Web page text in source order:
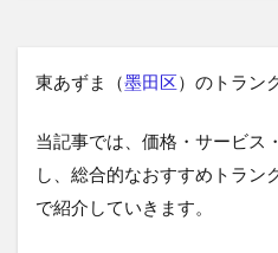
東あずま（墨田区）のトラン
当記事では、価格・サービス
し、総合的なおすすめトラン
で紹介していきます。